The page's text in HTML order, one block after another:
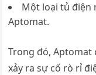
Một loại tủ điện
Aptomat.
Trong đó,
xảy ra sự cố rò rỉ